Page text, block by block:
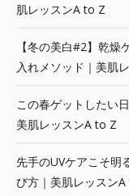
肌レッスンA to Z
【冬の美白#2】乾
入れメソッド｜美肌
この春ゲットしたい
美肌レッスンA to Z
先手のUVケアこそ明
び方｜美肌レッスン